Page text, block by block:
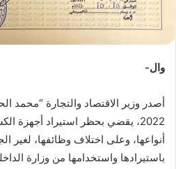
وال-
2022، يقضي بحظر استيراد أجهزة
أنواعها، وعلى اختلاف وظائفها، لغير
باستيرادها واستخدامها من وزارة